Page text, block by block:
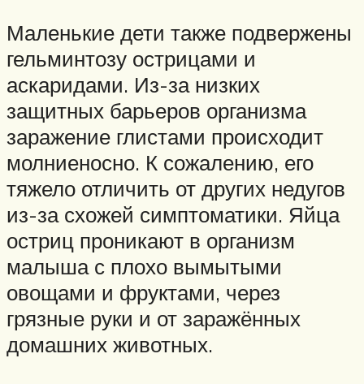
Маленькие дети также подвержены
гельминтозу острицами и
аскаридами. Из-за низких
защитных барьеров организма
заражение глистами происходит
молниеносно. К сожалению, его
тяжело отличить от других недугов
из-за схожей симптоматики. Яйца
остриц проникают в организм
малыша с плохо вымытыми
овощами и фруктами, через
грязные руки и от заражённых
домашних животных.